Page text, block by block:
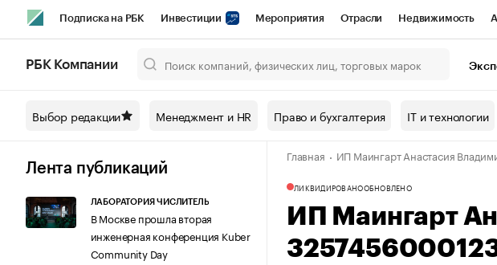
Подписка на РБК Инвестиции Мероприятия Отрасли Недвижимость
Спецпроекты СПб Конференции СПб Спецпроекты Проверка контрагентов
Технологии и медиа Рынок наличной валюты
РБК Компании
Выбор редакции Менеджмент и HR Право и бухгалтерия IT и технологии
Лента публикаций
ЛАБОРАТОРИЯ ЧИСЛИТЕЛЬ
В Москве прошла вторая
инженерная конференция Kuber
Community Day
Главная ИП Маингарт Анастасия
ЛИКВИДИРОВАНООБНОВЛЕНО
ИП Маингарт